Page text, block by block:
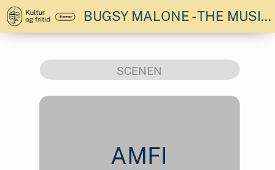
BUGSY MALONE - THE MUSICAL! ONSDAG KL. 19.30
SCENEN
AMFI